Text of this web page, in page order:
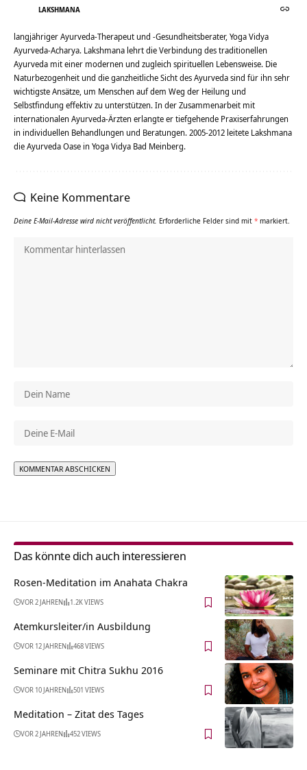
LAKSHMANA
langjähriger Ayurveda-Therapeut und -Gesundheitsberater, Yoga Vidya
Ayurveda-Acharya. Lakshmana lehrt die Verbindung des traditionellen
Ayurveda mit einer modernen und zugleich spirituellen Lebensweise. Die
Naturbezogenheit und die ganzheitliche Sicht des Ayurveda sind für ihn sehr
wichtigste Ansätze, um Menschen auf dem Weg der Heilung und
Selbstfindung effektiv zu unterstützen. In der Zusammenarbeit mit
internationalen Ayurveda-Ärzten erlangte er tiefgehende Praxiserfahrungen
in individuellen Behandlungen und Beratungen. 2005-2012 leitete Lakshmana
die Ayurveda Oase in Yoga Vidya Bad Meinberg.
Keine Kommentare
Deine E-Mail-Adresse wird nicht veröffentlicht. Erforderliche Felder sind mit * markiert.
Das könnte dich auch interessieren
Rosen-Meditation im Anahata Chakra
VOR 2 JAHREN 1.2K VIEWS
Atemkursleiter/in Ausbildung
VOR 12 JAHREN 468 VIEWS
Seminare mit Chitra Sukhu 2016
VOR 10 JAHREN 501 VIEWS
Meditation – Zitat des Tages
VOR 2 JAHREN 452 VIEWS